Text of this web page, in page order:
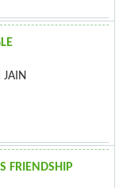
FRIENDSHIP